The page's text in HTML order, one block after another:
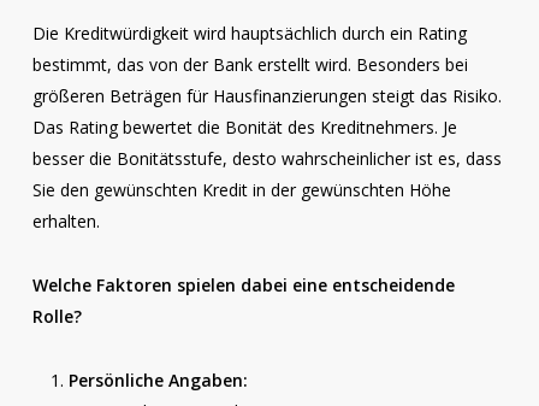
Die Kreditwürdigkeit wird hauptsächlich durch ein Rating
bestimmt, das von der Bank erstellt wird. Besonders bei
größeren Beträgen für Hausfinanzierungen steigt das Risiko.
Das Rating bewertet die Bonität des Kreditnehmers. Je
besser die Bonitätsstufe, desto wahrscheinlicher ist es, dass
Sie den gewünschten Kredit in der gewünschten Höhe
erhalten.
Welche Faktoren spielen dabei eine entscheidende
Rolle?
Persönliche Angaben: